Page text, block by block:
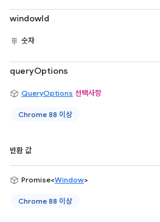
windowId
숫자
queryOptions
QueryOptions 선택사항
Chrome 88 이상
반환 값
Promise<Window>
Chrome 88 이상